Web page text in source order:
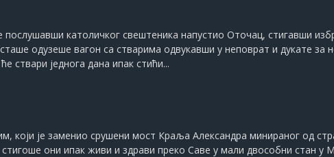
послушавши католичког свештеника напустио Оточац, стигавши
одузеше вагон са стварима одвукавши у неповрат и дукате за
ствари једнога дана ипак стићи...
који је заменио срушени мост Краља Александра минираног од
они ипак живи и здрави преко Саве у мали двособни стан у